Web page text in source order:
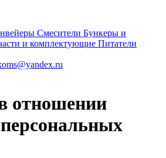
Смесители Бункеры и
и комплектующие Питатели
отношении